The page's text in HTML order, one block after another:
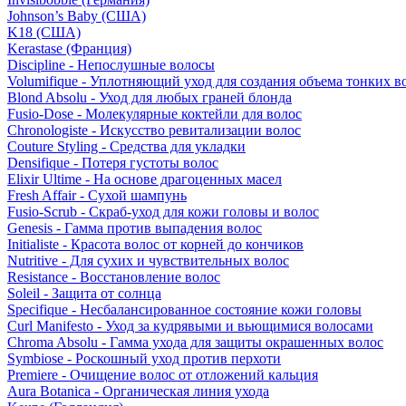
Johnson’s Baby (США)
K18 (США)
Kerastase (Франция)
Discipline - Непослушные волосы
Volumifique - Уплотняющий уход для создания объема тонких
Blond Absolu - Уход для любых граней блонда
Fusio-Dose - Молекулярные коктейли для волос
Chronologiste - Искусство ревитализации волос
Couture Styling - Средства для укладки
Densifique - Потеря густоты волос
Elixir Ultime - На основе драгоценных масел
Fresh Affair - Сухой шампунь
Fusio-Scrub - Скраб-уход для кожи головы и волос
Genesis - Гамма против выпадения волос
Initialiste - Красота волос от корней до кончиков
Nutritive - Для сухих и чувствительных волос
Resistance - Восстановление волос
Soleil - Защита от солнца
Specifique - Несбалансированное состояние кожи головы
Curl Manifesto - Уход за кудрявыми и вьющимися волосами
Chroma Absolu - Гамма ухода для защиты окрашенных волос
Symbiose - Роскошный уход против перхоти
Premiere - Очищение волос от отложений кальция
Aura Botanica - Органическая линия ухода